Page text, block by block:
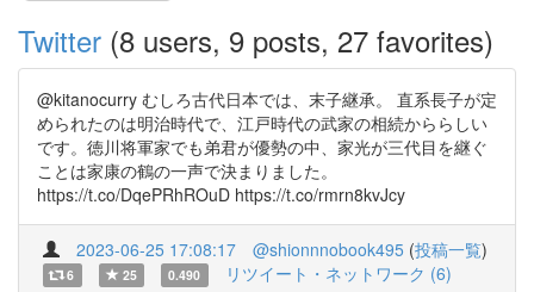
Twitter (8 users, 9 posts, 27 favorites)
@kitanocurry むしろ古代日本では、末子継承。 直系長子が定
められたのは明治時代で、江戸時代の武家の相続かららしい
です。徳川将軍家でも弟君が優勢の中、家光が三代目を継ぐ
ことは家康の鶴の一声で決まりました。
https://t.co/DqePRhROuD https://t.co/rmrn8kvJcy
2023-06-25 17:08:17 @shionnnobook495 (投稿一覧)
6 25 0.490 リツイート・ネットワーク (6)